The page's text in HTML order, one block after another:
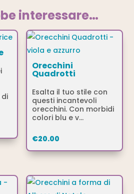
interessare…
Orecchini
Quadrotti
Esalta il tuo stile con
questi incantevoli
orecchini. Con morbidi
colori blu e v...
€20.00